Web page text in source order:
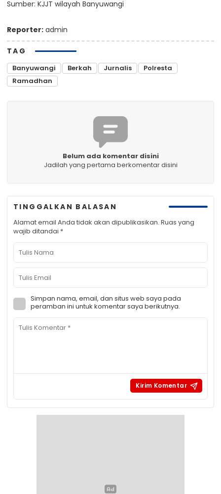
Sumber: KJJT wilayah Banyuwangi
Reporter: admin
TAG
Banyuwangi Berkah Jurnalis
Polresta
Ramadhan
Belum ada komentar disini
Jadilah yang pertama berkomentar disini
TINGGALKAN BALASAN
Alamat email Anda tidak akan dipublikasikan. Ruas yang
wajib ditandai *
Simpan nama, email, dan situs web saya pada
peramban ini untuk komentar saya berikutnya.